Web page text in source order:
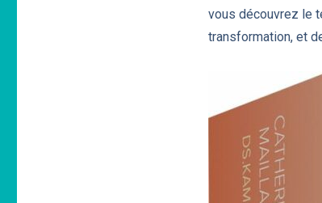
vous découvrez le
transformation, et